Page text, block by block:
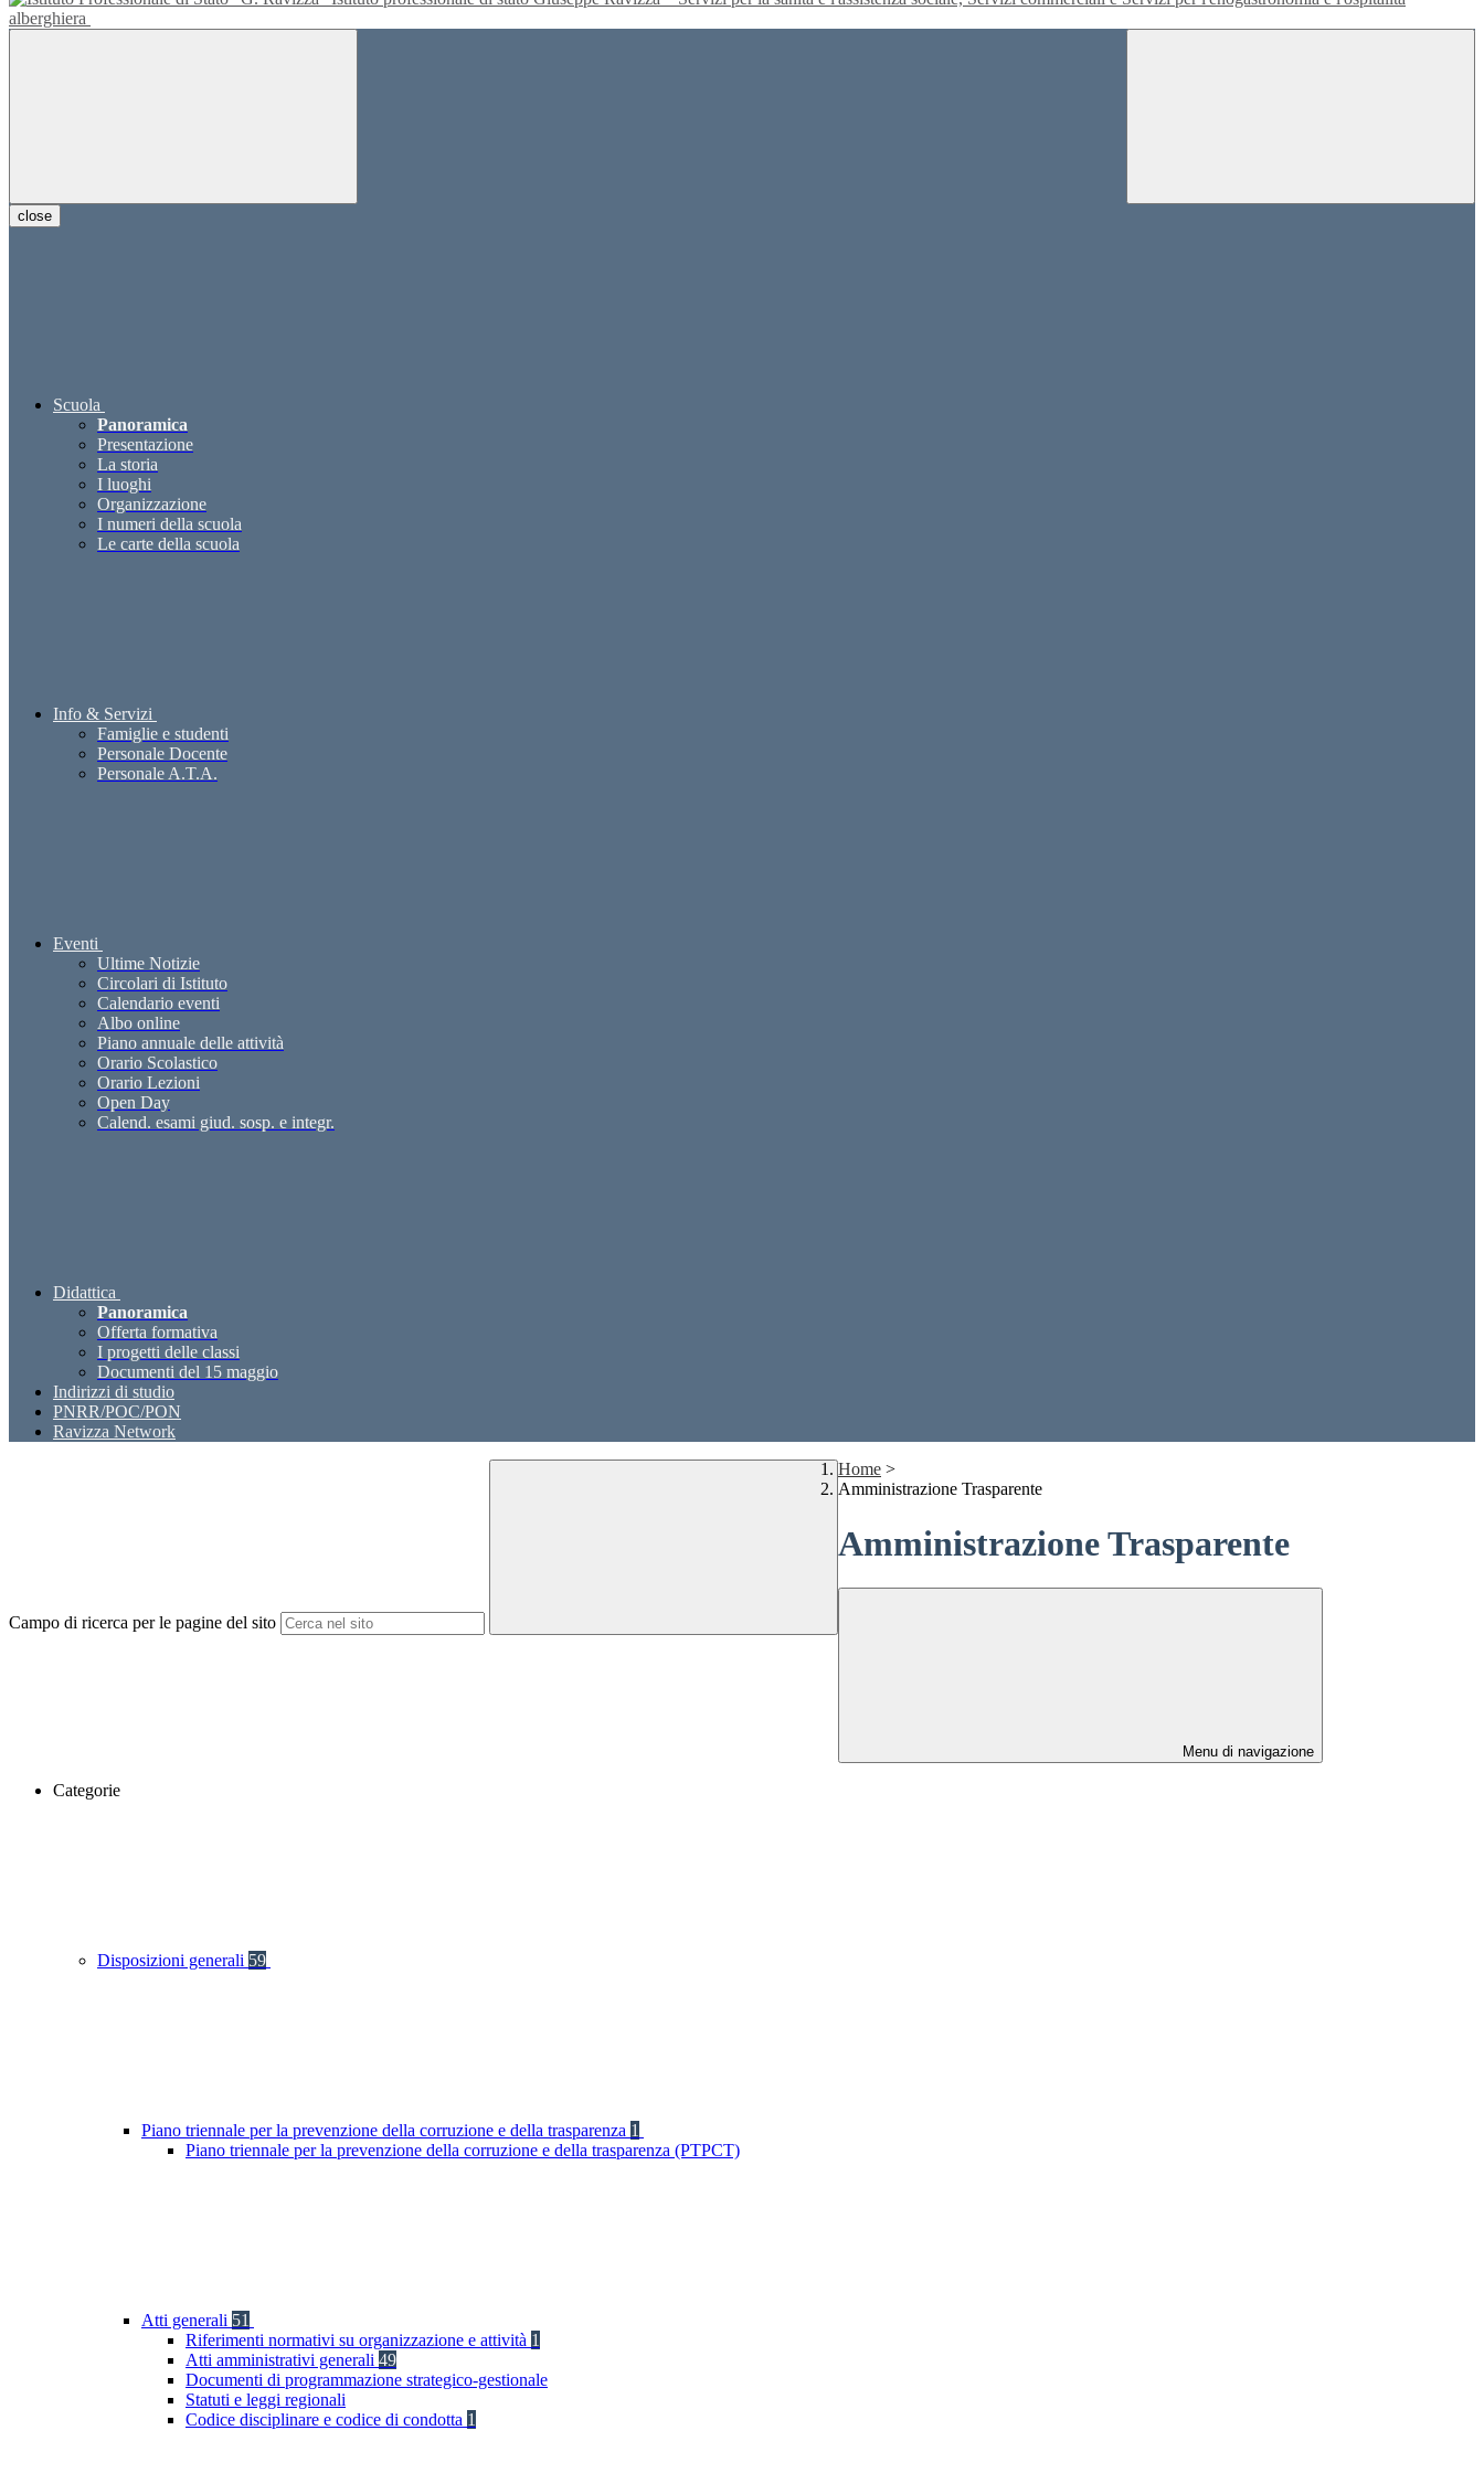
alberghiera
close
Scuola
Panoramica
Presentazione
La storia
I luoghi
Organizzazione
I numeri della scuola
Le carte della scuola
Info & Servizi
Famiglie e studenti
Personale Docente
Personale A.T.A.
Eventi
Ultime Notizie
Circolari di Istituto
Calendario eventi
Albo online
Piano annuale delle attività
Orario Scolastico
Orario Lezioni
Open Day
Calend. esami giud. sosp. e integr.
Didattica
Panoramica
Offerta formativa
I progetti delle classi
Documenti del 15 maggio
Indirizzi di studio
PNRR/POC/PON
Ravizza Network
Campo di ricerca per le pagine del sito
Home >
Amministrazione Trasparente
Amministrazione Trasparente
Menu di navigazione
Categorie
Disposizioni generali 59
Piano triennale per la prevenzione della corruzione e della trasparenza 1
Piano triennale per la prevenzione della corruzione e della trasparenza (PTPCT)
Atti generali 51
Riferimenti normativi su organizzazione e attività 1
Atti amministrativi generali 49
Documenti di programmazione strategico-gestionale
Statuti e leggi regionali
Codice disciplinare e codice di condotta 1